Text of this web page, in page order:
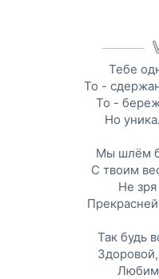
Тебе
То -
То -
Но
Мы шлём
С твоим
Не
Так будь